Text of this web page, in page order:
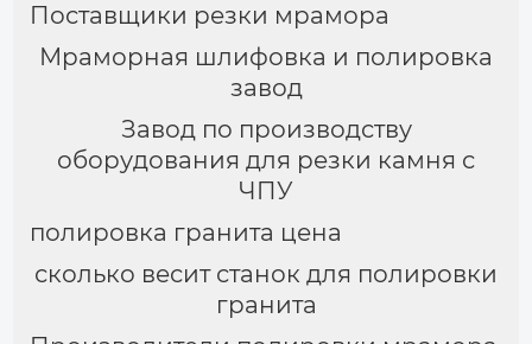
Поставщики резки мрамора
Мраморная шлифовка и полировка
завод
Завод по производству
оборудования для резки камня с
ЧПУ
полировка гранита цена
сколько весит станок для полировки
гранита